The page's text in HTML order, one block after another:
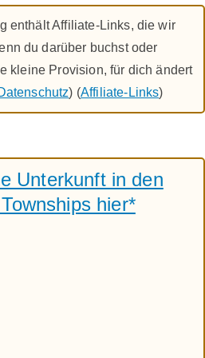
enthält Affiliate-Links, die wir
du darüber buchst oder
kleine Provision, für dich ändert
) (Affiliate-Links)
Unterkunft in den
hier*